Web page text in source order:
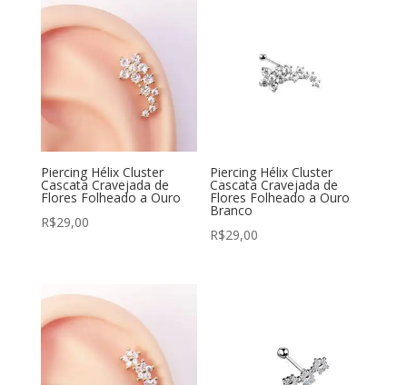
Piercing Hélix Cluster
Cascata Cravejada de
Flores Folheado a Ouro
R$29,00
Piercing Hélix Cluster
Cascata Cravejada de
Flores Folheado a Ouro
Branco
R$29,00